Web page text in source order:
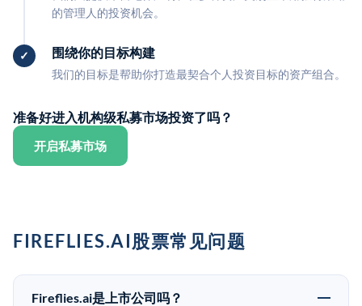
的管理人的投资机会。
围绕你的目标构建
我们的目标是帮助你打造最契合个人投资目标的资产组合。
准备好进入机构级私募市场投资了吗？
开启私募市场
FIREFLIES.AI股票常见问题
Fireflies.ai是上市公司吗？